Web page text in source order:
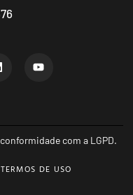
com a LGPD.
TERMOS DE USO